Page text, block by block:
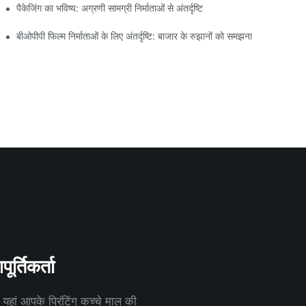
पैकेजिंग का भविष्य: अग्रणी सामग्री निर्माताओं से अंतर्दृष्टि
बीओपीपी फिल्म निर्माताओं के लिए अंतर्दृष्टि: बाजार के रुझानों को समझना
आपके प्रिंटिंग कच्चे माल की